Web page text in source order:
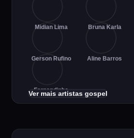
Midian Lima Bruna Karla
Gerson Rufino Aline Barros
Fernandinho
Ver mais artistas gospel